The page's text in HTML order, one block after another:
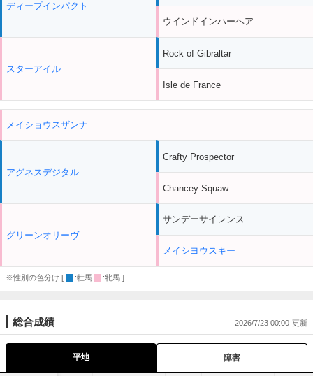
ディープインパクト
スターアイル
ウインドインハーヘア
Rock of Gibraltar
Isle de France
メイショウスザンナ
アグネスデジタル
グリーンオリーヴ
Crafty Prospector
Chancey Squaw
サンデーサイレンス
メイシヨウスキー
※性別の色分け [ :牡馬 :牝馬 ]
総合成績 2026/7/23 00:00
平地 障害